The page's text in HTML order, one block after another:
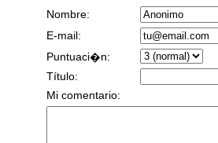
Nombre:
E-mail:
Puntuaci�n:
Título:
Mi comentario: